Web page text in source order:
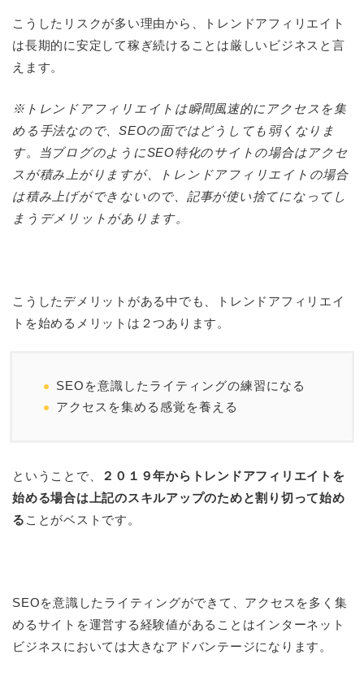
こうしたリスクが多い理由から、トレンドアフィリエイト
は長期的に安定して稼ぎ続けることは厳しいビジネスと言
えます。
※トレンドアフィリエイトは瞬間風速的にアクセスを集
める手法なので、SEOの面ではどうしても弱くなりま
す。当ブログのようにSEO特化のサイトの場合はアクセ
スが積み上がりますが、トレンドアフィリエイトの場合
は積み上げができないので、記事が使い捨てになってし
まうデメリットがあります。
こうしたデメリットがある中でも、トレンドアフィリエイ
トを始めるメリットは２つあります。
SEOを意識したライティングの練習になる
アクセスを集める感覚を養える
ということで、
２０１９年からトレンドアフィリエイトを
始める場合は上記のスキルアップのためと割り切って始め
る ことがベストです。
SEOを意識したライティングができて、アクセスを多く集
めるサイトを運営する経験値があることはインターネット
ビジネスにおいては大きなアドバンテージになります。